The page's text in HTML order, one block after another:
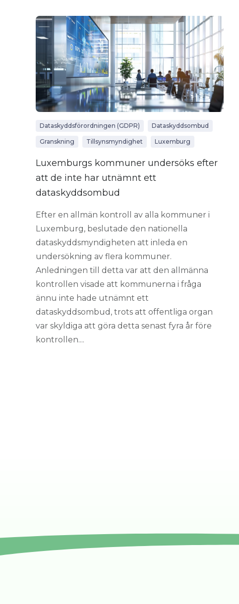
Dataskyddsförordningen (GDPR) Dataskyddsombud
Granskning Tillsynsmyndighet Luxemburg
Luxemburgs kommuner undersöks efter
att de inte har utnämnt ett
dataskyddsombud
Efter en allmän kontroll av alla kommuner i
Luxemburg, beslutade den nationella
dataskyddsmyndigheten att inleda en
undersökning av flera kommuner.
Anledningen till detta var att den allmänna
kontrollen visade att kommunerna i fråga
ännu inte hade utnämnt ett
dataskyddsombud, trots att offentliga organ
var skyldiga att göra detta senast fyra år före
kontrollen....